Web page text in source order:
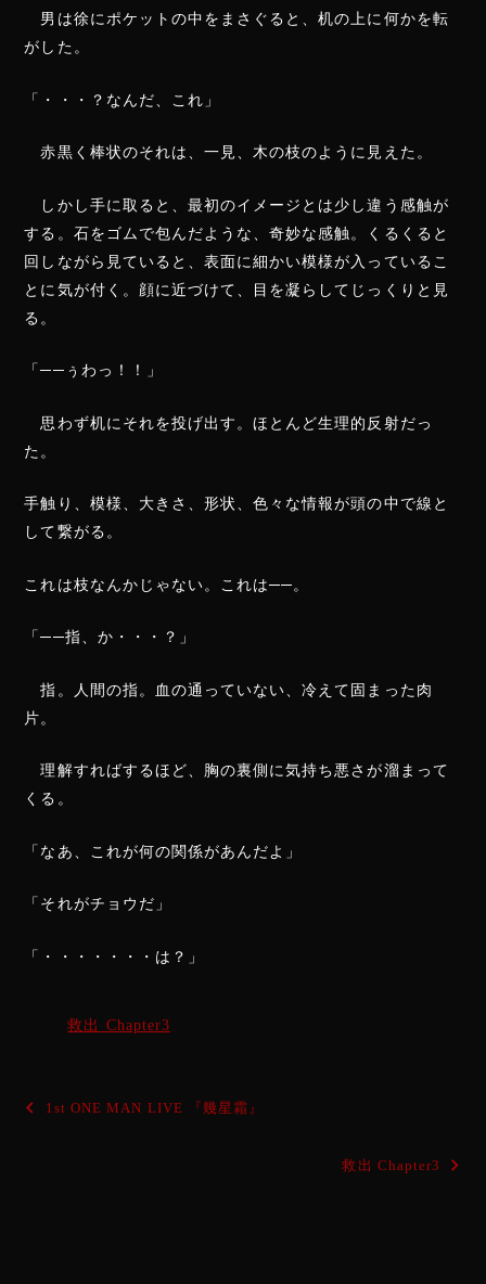
男は徐にポケットの中をまさぐると、机の上に何かを転
がした。
「・・・？なんだ、これ」
赤黒く棒状のそれは、一見、木の枝のように見えた。
しかし手に取ると、最初のイメージとは少し違う感触が
する。石をゴムで包んだような、奇妙な感触。くるくると
回しながら見ていると、表面に細かい模様が入っているこ
とに気が付く。顔に近づけて、目を凝らしてじっくりと見
る。
「──ぅわっ！！」
思わず机にそれを投げ出す。ほとんど生理的反射だっ
た。
手触り、模様、大きさ、形状、色々な情報が頭の中で線と
して繋がる。
これは枝なんかじゃない。これは──。
「──指、か・・・？」
指。人間の指。血の通っていない、冷えて固まった肉
片。
理解すればするほど、胸の裏側に気持ち悪さが溜まって
くる。
「なあ、これが何の関係があんだよ」
「それがチョウだ」
「・・・・・・・は？」
救出 Chapter3
投
1st ONE MAN LIVE 『幾星霜』
救出 Chapter3